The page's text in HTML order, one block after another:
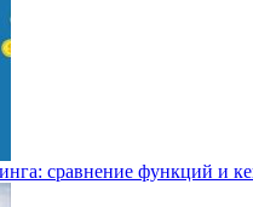
сравнение функций и